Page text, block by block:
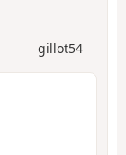
gillot54